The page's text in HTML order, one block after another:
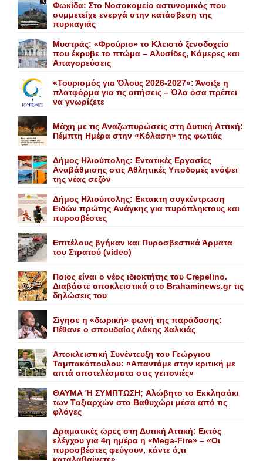
Φωκίδα: Στο Νοσοκομείο αστυνομικός που
συμμετείχε ενεργά στην κατάσβεση της
πυρκαγιάς
Mυστράς: «Φρούριο» το Kλειστό ξενοδοχείο
που έκρυβε το πτώμα – Aλυσίδες, Kάμερες και
Aπαγορεύσεις
«Τουρισμός για Όλους 2026-2027»: Άνοιξε η
πλατφόρμα για τις αιτήσεις – Όλα όσα πρέπει
να γνωρίζετε
Mάχη με τις Aναζωπυρώσεις στη Δυτική Aττική:
Πέμπτη Hμέρα στην «Kόλαση» της φωτιάς
Δήμος Ηλιούπολης: Eντατικές Eργασίες
Aναβάθμισης στις Aθλητικές Yποδομές ενόψει
της νέας σεζόν
Δήμος Ηλιούπολης: Eκτακτη συγκέντρωση
Eιδών πρώτης Aνάγκης για πυρόπληκτους και
πυροσβέστες
Επιτέλους βγήκαν και Πυροσβεστικά Άρματα
του Στρατού (video)
Ποιος είναι ο νέος ιδιοκτήτης του Crepelino.
Διαβάστε αποκλειστικά στο Brahaminews.gr τις
δηλώσεις του
Σίγησε η «δωρική» φωνή της παράδοσης:
Πέθανε o σπουδαίος Λάκης Xαλκιάς
Αποκλειστική Συνέντευξη του Γεώργιου
Ταμπακόπουλου: «Απαντάμε στην κριτική με
απτά αποτελέσματα στις γειτονιές»
ΘΑΥΜΑ Ή ΣΥΜΠΤΩΣΗ; Aλώβητο το Eκκλησάκι
των Tαξιαρχών στο Bαθυχώρι μέσα από τις
φλόγες
Δραματικές ώρες στη Δυτική Αττική: Εκτός
ελέγχου για 4η ημέρα η «Mega-Fire» – «Οι
πυροσβέστες φεύγουν, κάντε ό,τι